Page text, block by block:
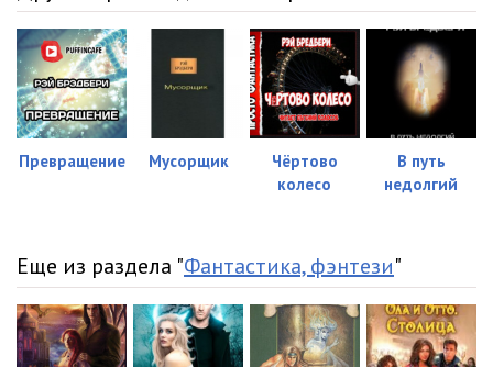
01_06_02 05:26
01_06_03 05:10
01_06_04 05:48
01_06_05 10:46
07 Jun 2001
01_07_01
05:46
01_07_02 07:02
Превращение Мусорщик
Чёртово
колесо
В путь
недолгий
Еще из раздела "Фантастика, фэнтези"